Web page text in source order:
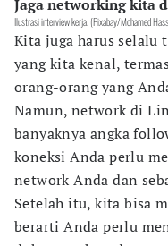
Jaga networking kita
Ilustrasi interview kerja. (Pixabay/Mohamed
Kita juga harus selalu
yang kita kenal,
orang-orang yang
Namun, network di
banyaknya angka
koneksi Anda perlu
network Anda dan
Setelah itu, kita bisa
berarti Anda perlu